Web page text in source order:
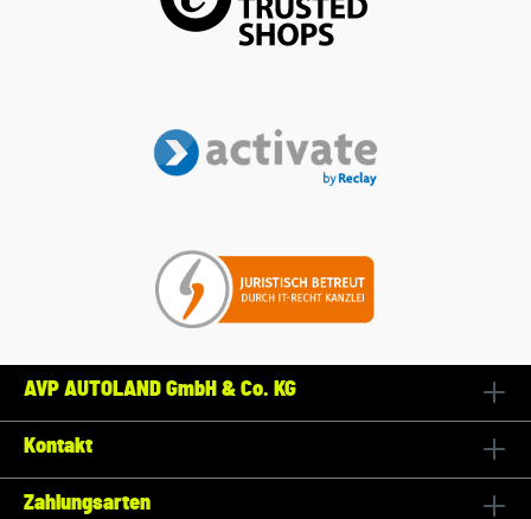
AVP AUTOLAND GmbH & Co. KG
Kontakt
Zahlungsarten